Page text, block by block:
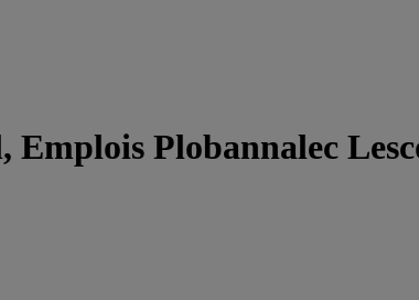
Emplois Plobannalec